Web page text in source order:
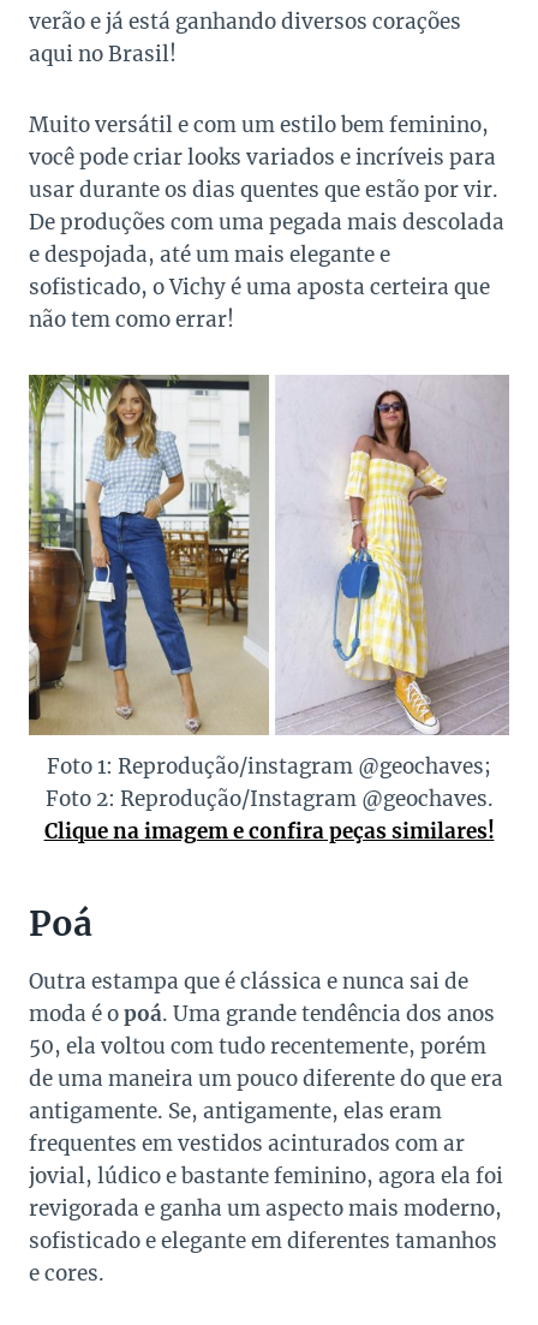
verão e já está ganhando diversos corações
aqui no Brasil!
Muito versátil e com um estilo bem feminino,
você pode criar looks variados e incríveis para
usar durante os dias quentes que estão por vir.
De produções com uma pegada mais descolada
e despojada, até um mais elegante e
sofisticado, o Vichy é uma aposta certeira que
não tem como errar!
Foto 1: Reprodução/instagram @geochaves;
Foto 2: Reprodução/Instagram @geochaves.
Clique na imagem e confira peças similares!
Poá
Outra estampa que é clássica e nunca sai de
moda é opoá. Uma grande tendência dos anos
50, ela voltou com tudo recentemente, porém
de uma maneira um pouco diferente do que era
antigamente. Se, antigamente, elas eram
frequentes em vestidos acinturados com ar
jovial, lúdico e bastante feminino, agora ela foi
revigorada e ganha um aspecto mais moderno,
sofisticado e elegante em diferentes tamanhos
e cores.